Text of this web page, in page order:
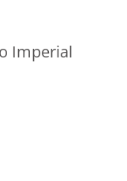
Imperial